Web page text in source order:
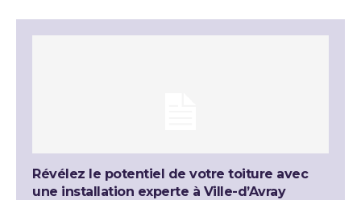
Révélez le potentiel de votre toiture avec
une installation experte à Ville-d’Avray